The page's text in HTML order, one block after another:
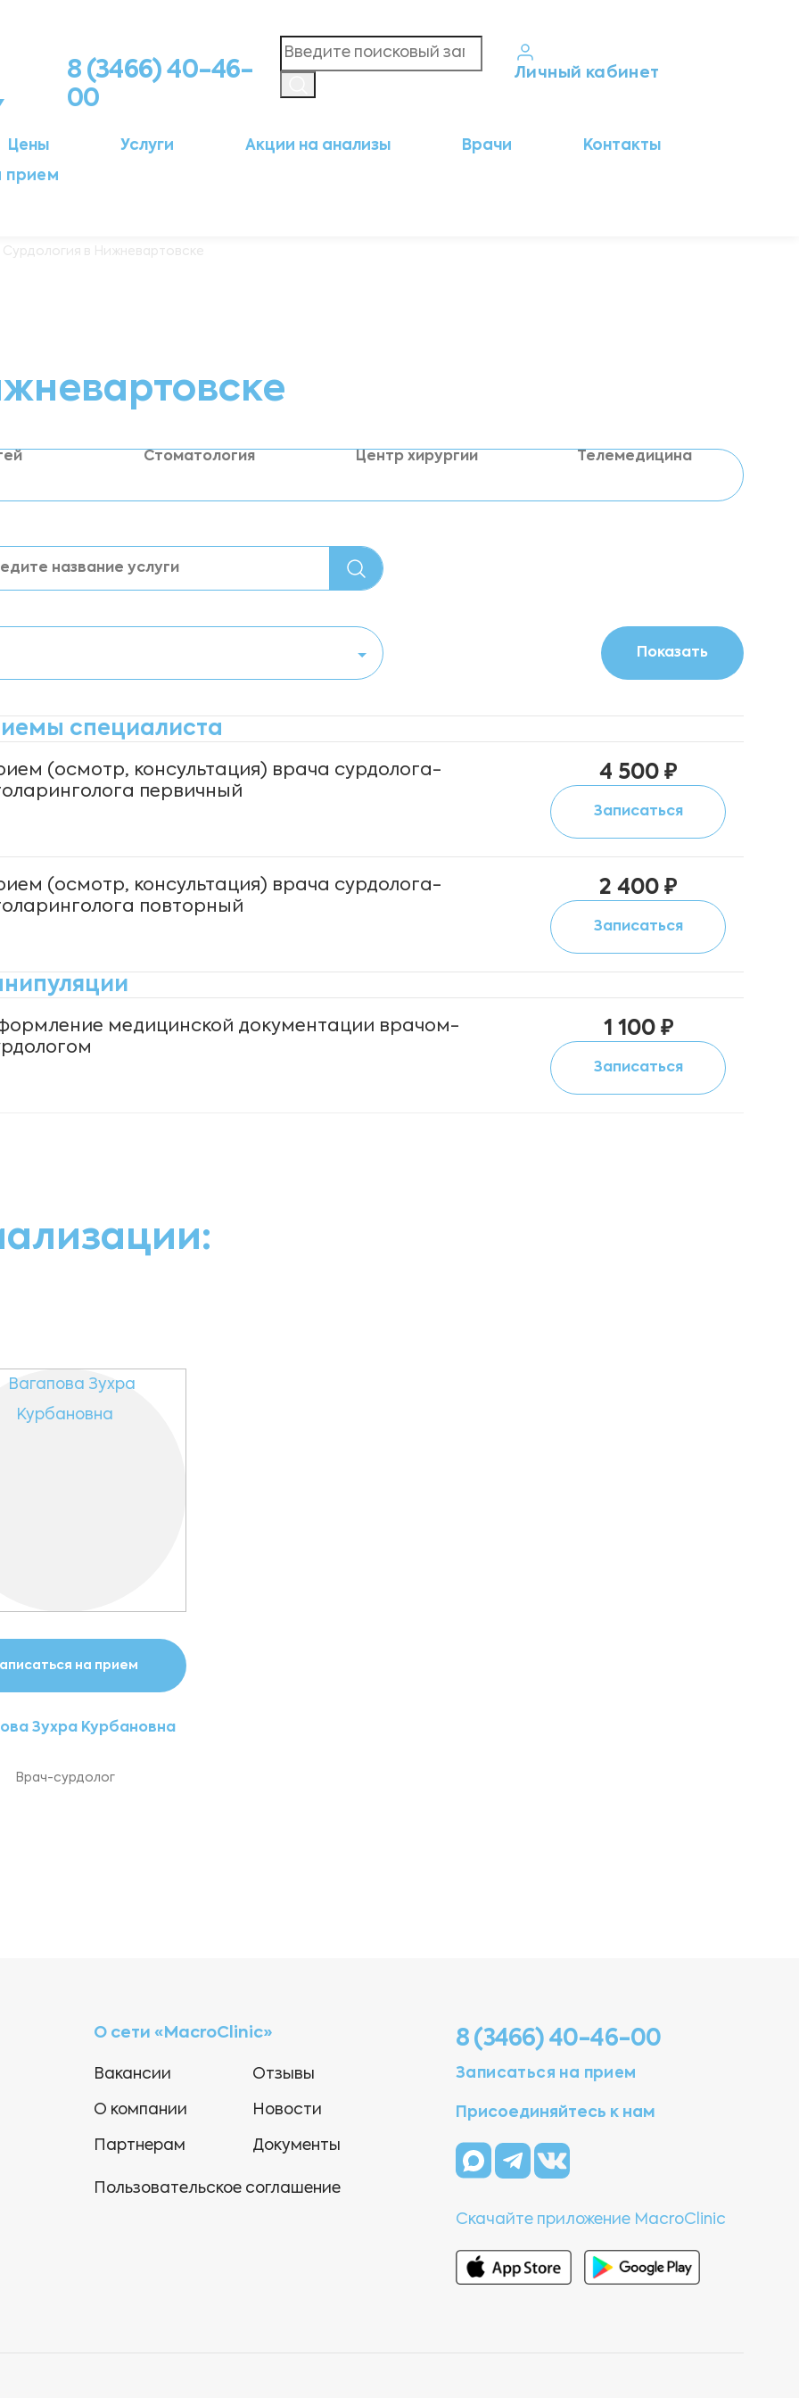
8 (3466) 40-46-
00
Личный кабинет
Цены Услуги Акции на анализы Врачи
Контакты
прием
Сурдология в Нижневартовске
Стоматология Центр хирургии Телемедицина
специалиста
(осмотр, консультация) врача сурдолога-
первичный
4 500 ₽
Записаться
(осмотр, консультация) врача сурдолога-
повторный
2 400 ₽
Записаться
медицинской документации врачом-
1 100 ₽
Записаться
на прием
Зухра Курбановна
Врач-сурдолог
О сети «MacroClinic»
Вакансии
О компании
Партнерам
Отзывы
Новости
Документы
Пользовательское соглашение
8 (3466) 40-46-00
Записаться на прием
Присоединяйтесь к нам
Скачайте приложение MacroClinic